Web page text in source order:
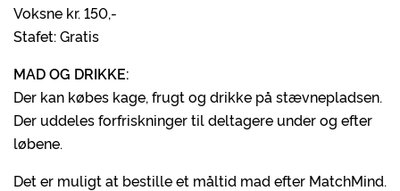
Voksne kr. 150,-
Stafet: Gratis
MAD OG DRIKKE:
Der kan købes kage, frugt og drikke på stævnepladsen.
Der uddeles forfriskninger til deltagere under og efter
løbene.
Det er muligt at bestille et måltid mad efter MatchMind.